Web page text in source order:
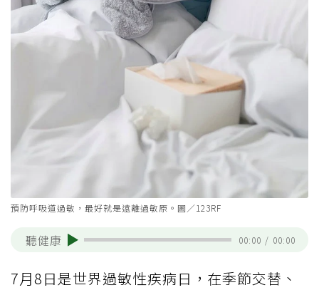
預防呼吸道過敏，最好就是遠離過敏原。圖／123RF
聽健康 00:00 / 00:00
7月8日是世界過敏性疾病日，在季節交替、